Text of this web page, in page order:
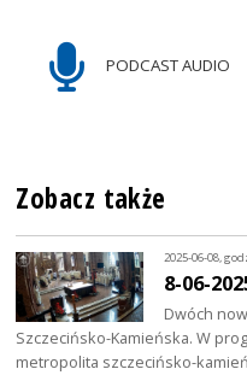
PODCAST AUDIO
Zobacz także
2025-06-08,
8-06-
Dwóch
Szczecińsko-Kamieńska. W
metropolita szczecińsko-